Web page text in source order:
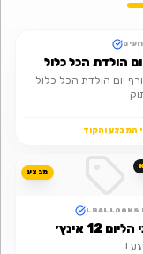
הולדת הכל כלול
יום הולדת הכל כלול
המבצע והקוד
מבצע
L BALLOONS
!